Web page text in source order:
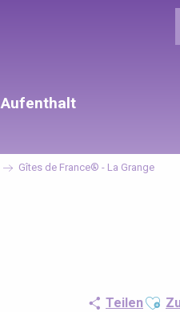
Aufenthalt
Gîtes de France® - La Grange
Teilen